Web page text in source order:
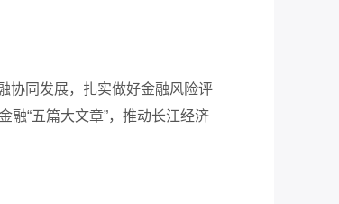
协同发展，扎实做好金融风险评
融“五篇大文章”，推动长江经济